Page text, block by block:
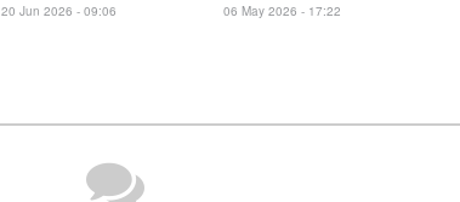
20 Jun 2026 - 09:06 06 May 2026 - 17:22